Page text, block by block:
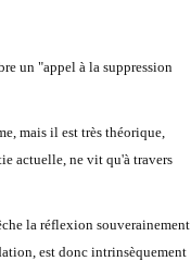
un "appel à la suppression
mais il est très théorique,
actuelle, ne vit qu'à travers
la réflexion souverainement
est donc intrinsèquement